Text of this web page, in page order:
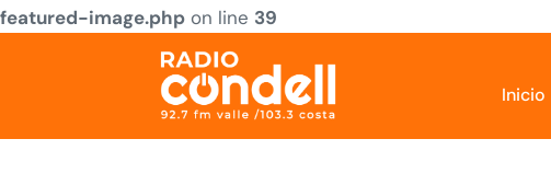
featured-image.php on line 39
Inicio